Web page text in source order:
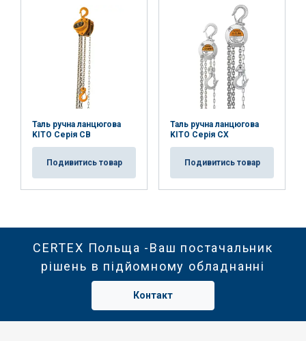
Таль ручна ланцюгова
KITO Серія CB
Подивитись товар
Таль ручна ланцюгова
KITO Серія CX
Подивитись товар
CERTEX Польща -Ваш постачальник
рішень в підйомному обладнанні
Контакт